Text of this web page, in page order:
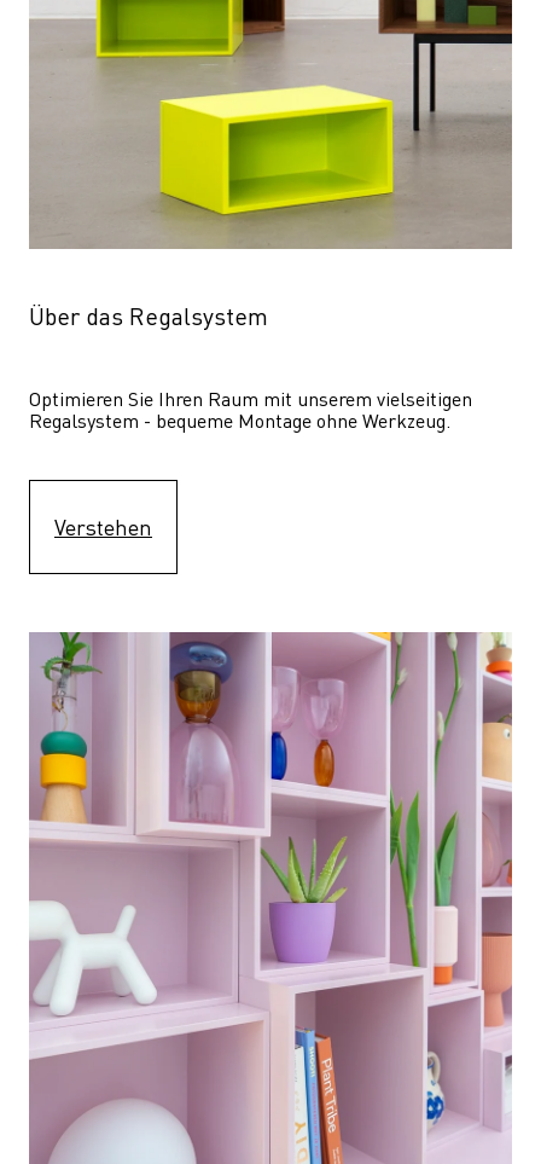
Über das Regalsystem
Optimieren Sie Ihren Raum mit unserem vielseitigen
Regalsystem - bequeme Montage ohne Werkzeug.
Verstehen